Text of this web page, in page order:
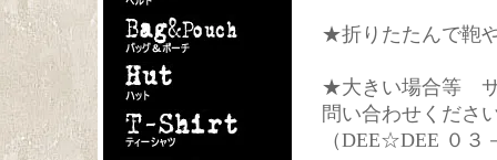
★折りたたんで鞄
★大きい場合等 サ
問い合わせくださ
（DEE☆DEE ０３